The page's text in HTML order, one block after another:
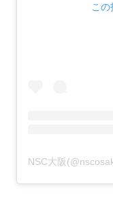
こ
NSC大阪